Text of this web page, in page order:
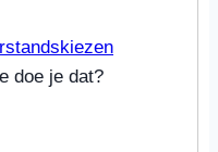
doe je dat?